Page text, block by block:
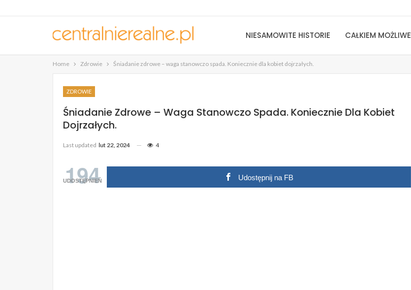
NIESAMOWITE HISTORIE CAŁKIEM MOŻLIWE
Home Zdrowie Śniadanie zdrowe – waga stanowczo spada. Koniecznie dla kobiet dojrzałych.
ZDROWIE
Śniadanie Zdrowe – Waga Stanowczo Spada. Koniecznie Dla Kobiet
Dojrzałych.
Last updated lut 22, 2024 4
194
UDOSTĘPNIEŃ Udostępnij na FB